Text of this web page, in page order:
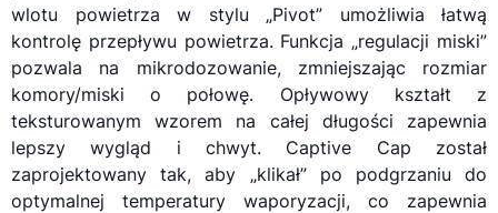
wlotu powietrza w stylu „Pivot” umożliwia łatwą
kontrolę przepływu powietrza. Funkcja „regulacji miski”
pozwala na mikrodozowanie, zmniejszając rozmiar
komory/miski o połowę. Opływowy kształt z
teksturowanym wzorem na całej długości zapewnia
lepszy wygląd i chwyt. Captive Cap został
zaprojektowany tak, aby „klikał” po podgrzaniu do
optymalnej temperatury waporyzacji, co zapewnia